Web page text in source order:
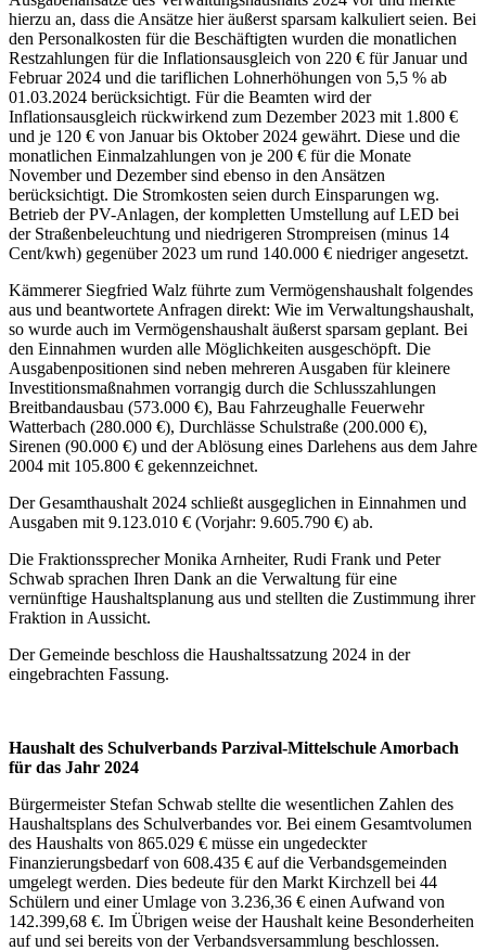
hierzu an, dass die Ansätze hier äußerst sparsam kalkuliert seien. Bei
den Personalkosten für die Beschäftigten wurden die monatlichen
Restzahlungen für die Inflationsausgleich von 220 € für Januar und
Februar 2024 und die tariflichen Lohnerhöhungen von 5,5 % ab
01.03.2024 berücksichtigt. Für die Beamten wird der
Inflationsausgleich rückwirkend zum Dezember 2023 mit 1.800 €
und je 120 € von Januar bis Oktober 2024 gewährt. Diese und die
monatlichen Einmalzahlungen von je 200 € für die Monate
November und Dezember sind ebenso in den Ansätzen
berücksichtigt. Die Stromkosten seien durch Einsparungen wg.
Betrieb der PV-Anlagen, der kompletten Umstellung auf LED bei
der Straßenbeleuchtung und niedrigeren Strompreisen (minus 14
Cent/kwh) gegenüber 2023 um rund 140.000 € niedriger angesetzt.
Kämmerer Siegfried Walz führte zum Vermögenshaushalt folgendes
aus und beantwortete Anfragen direkt: Wie im Verwaltungshaushalt,
so wurde auch im Vermögenshaushalt äußerst sparsam geplant. Bei
den Einnahmen wurden alle Möglichkeiten ausgeschöpft. Die
Ausgabenpositionen sind neben mehreren Ausgaben für kleinere
Investitionsmaßnahmen vorrangig durch die Schlusszahlungen
Breitbandausbau (573.000 €), Bau Fahrzeughalle Feuerwehr
Watterbach (280.000 €), Durchlässe Schulstraße (200.000 €),
Sirenen (90.000 €) und der Ablösung eines Darlehens aus dem Jahre
2004 mit 105.800 € gekennzeichnet.
Der Gesamthaushalt 2024 schließt ausgeglichen in Einnahmen und
Ausgaben mit 9.123.010 € (Vorjahr: 9.605.790 €) ab.
Die Fraktionssprecher Monika Arnheiter, Rudi Frank und Peter
Schwab sprachen Ihren Dank an die Verwaltung für eine
vernünftige Haushaltsplanung aus und stellten die Zustimmung ihrer
Fraktion in Aussicht.
Der Gemeinde beschloss die Haushaltssatzung 2024 in der
eingebrachten Fassung.
Haushalt des Schulverbands Parzival-Mittelschule Amorbach
für das Jahr 2024
Bürgermeister Stefan Schwab stellte die wesentlichen Zahlen des
Haushaltsplans des Schulverbandes vor. Bei einem Gesamtvolumen
des Haushalts von 865.029 € müsse ein ungedeckter
Finanzierungsbedarf von 608.435 € auf die Verbandsgemeinden
umgelegt werden. Dies bedeute für den Markt Kirchzell bei 44
Schülern und einer Umlage von 3.236,36 € einen Aufwand von
142.399,68 €. Im Übrigen weise der Haushalt keine Besonderheiten
auf und sei bereits von der Verbandsversammlung beschlossen.